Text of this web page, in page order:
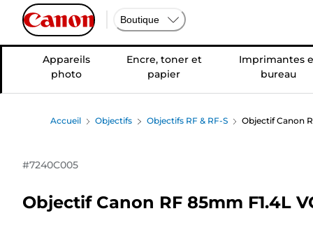
Boutique
Appareils
photo
Encre, toner et
papier
Imprimantes
bureau
Accueil Objectifs Objectifs RF & RF-S Objectif Canon
#7240C005
Objectif Canon RF 85mm F1.4L